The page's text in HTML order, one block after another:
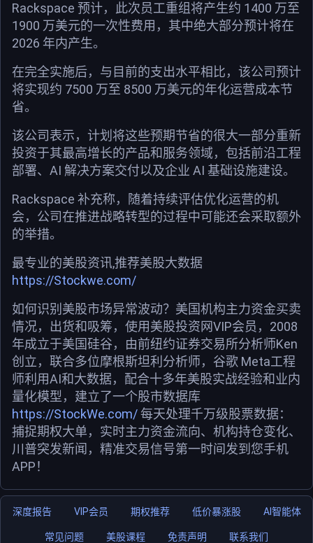
Rackspace 预计，此次员工重组将产生约 1400 万至
1900 万美元的一次性费用，其中绝大部分预计将在
2026 年内产生。
在完全实施后，与目前的支出水平相比，该公司预计
将实现约 7500 万至 8500 万美元的年化运营成本节
省。
该公司表示，计划将这些预期节省的很大一部分重新
投资于其最高增长的产品和服务领域，包括前沿工程
部署、AI 解决方案交付以及企业 AI 基础设施建设。
Rackspace 补充称，随着持续评估优化运营的机
会，公司在推进战略转型的过程中可能还会采取额外
的举措。
最专业的美股资讯,推荐美股大数据
https://Stockwe.com/
如何识别美股市场异常波动？美国机构主力资金买卖
情况，出货和吸筹，使用美股投资网VIP会员，2008
年成立于美国硅谷，由前纽约证券交易所分析师Ken
创立，联合多位摩根斯坦利分析师，谷歌 Meta工程
师利用AI和大数据，配合十多年美股实战经验和业内
量化模型，建立了一个股市数据库
https://StockWe.com/每天处理千万级股票数据：
捕捉期权大单，实时主力资金流向、机构持仓变化、
川普突发新闻，精准交易信号第一时间发到您手机
APP！
深度报告 VIP会员 期权推荐 低价暴涨股 AI智能体
常见问题 美股课程 免责声明 联系我们